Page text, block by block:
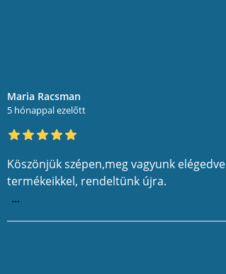
Maria Racsman
5 hónappal ezelőtt
Köszönjük szépen,meg vagyunk elégedve
termékeikkel, rendeltünk újra.
...